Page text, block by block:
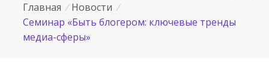
Главная / Новости /
Семинар «Быть блогером: ключевые тренды
медиа-сферы»